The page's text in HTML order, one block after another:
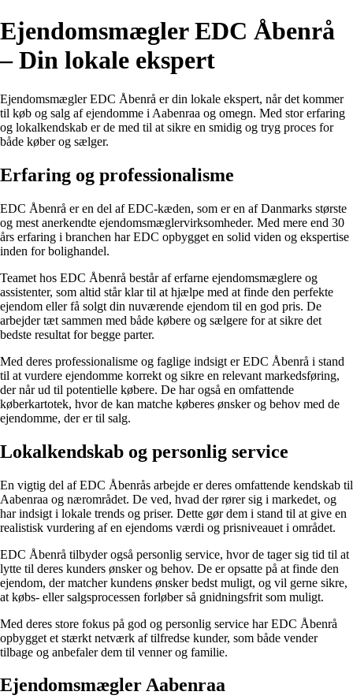
Ejendomsmægler EDC Åbenrå
– Din lokale ekspert
Ejendomsmægler EDC Åbenrå er din lokale ekspert, når det kommer
til køb og salg af ejendomme i Aabenraa og omegn. Med stor erfaring
og lokalkendskab er de med til at sikre en smidig og tryg proces for
både køber og sælger.
Erfaring og professionalisme
EDC Åbenrå er en del af EDC-kæden, som er en af Danmarks største
og mest anerkendte ejendomsmæglervirksomheder. Med mere end 30
års erfaring i branchen har EDC opbygget en solid viden og ekspertise
inden for bolighandel.
Teamet hos EDC Åbenrå består af erfarne ejendomsmæglere og
assistenter, som altid står klar til at hjælpe med at finde den perfekte
ejendom eller få solgt din nuværende ejendom til en god pris. De
arbejder tæt sammen med både købere og sælgere for at sikre det
bedste resultat for begge parter.
Med deres professionalisme og faglige indsigt er EDC Åbenrå i stand
til at vurdere ejendomme korrekt og sikre en relevant markedsføring,
der når ud til potentielle købere. De har også en omfattende
køberkartotek, hvor de kan matche køberes ønsker og behov med de
ejendomme, der er til salg.
Lokalkendskab og personlig service
En vigtig del af EDC Åbenrås arbejde er deres omfattende kendskab til
Aabenraa og nærområdet. De ved, hvad der rører sig i markedet, og
har indsigt i lokale trends og priser. Dette gør dem i stand til at give en
realistisk vurdering af en ejendoms værdi og prisniveauet i området.
EDC Åbenrå tilbyder også personlig service, hvor de tager sig tid til at
lytte til deres kunders ønsker og behov. De er opsatte på at finde den
ejendom, der matcher kundens ønsker bedst muligt, og vil gerne sikre,
at købs- eller salgsprocessen forløber så gnidningsfrit som muligt.
Med deres store fokus på god og personlig service har EDC Åbenrå
opbygget et stærkt netværk af tilfredse kunder, som både vender
tilbage og anbefaler dem til venner og familie.
Ejendomsmægler Aabenraa